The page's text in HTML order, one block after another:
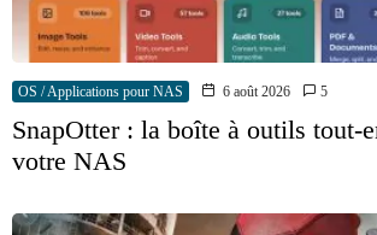
OS / Applications pour NAS 6 août 2026 5
SnapOtter : la boîte à outils tout-
votre NAS